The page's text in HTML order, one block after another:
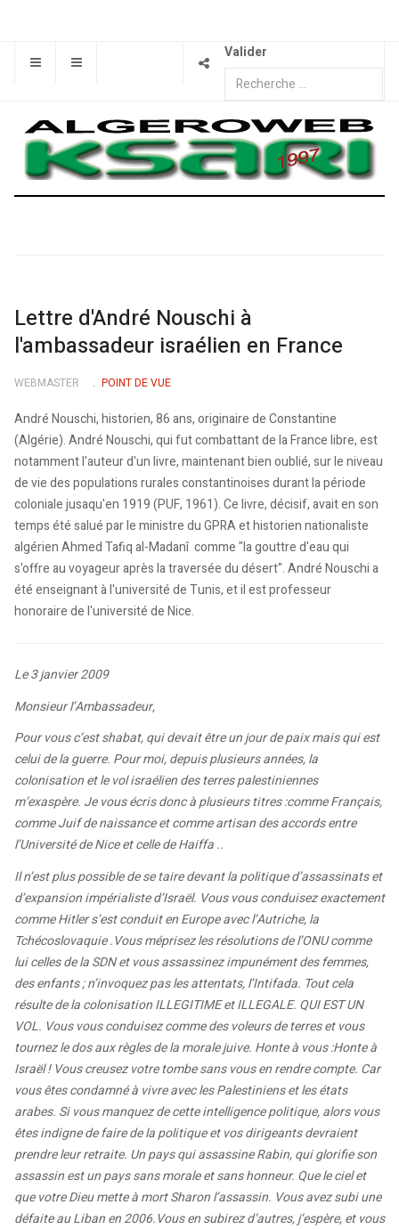
Valider
Lettre d'André Nouschi à
l'ambassadeur israélien en France
WEBMASTER POINT DE VUE
André Nouschi, historien, 86 ans, originaire de Constantine
(Algérie). André Nouschi, qui fut combattant de la France libre, est
notamment l'auteur d'un livre, maintenant bien oublié, sur le niveau
de vie des populations rurales constantinoises durant la période
coloniale jusaqu'en 1919 (PUF, 1961). Ce livre, décisif, avait en son
temps été salué par le ministre du GPRA et historien nationaliste
algérien Ahmed Tafiq al-Madanî comme "la gouttre d'eau qui
s'offre au voyageur après la traversée du désert". André Nouschi a
été enseignant à l'université de Tunis, et il est professeur
honoraire de l'université de Nice.
Le 3 janvier 2009
Monsieur l’Ambassadeur,
Pour vous c’est shabat, qui devait être un jour de paix mais qui est
celui de la guerre. Pour moi, depuis plusieurs années, la
colonisation et le vol israélien des terres palestiniennes
m’exaspère. Je vous écris donc à plusieurs titres :comme Français,
comme Juif de naissance et comme artisan des accords entre
l’Université de Nice et celle de Haiffa ..
Il n’est plus possible de se taire devant la politique d’assassinats et
d’expansion impérialiste d’Israël. Vous vous conduisez exactement
comme Hitler s’est conduit en Europe avec l’Autriche, la
Tchécoslovaquie .Vous méprisez les résolutions de l’ONU comme
lui celles de la SDN et vous assassinez impunément des femmes,
des enfants ; n’invoquez pas les attentats, l’Intifada. Tout cela
résulte de la colonisation ILLEGITIME et ILLEGALE. QUI EST UN
VOL. Vous vous conduisez comme des voleurs de terres et vous
tournez le dos aux règles de la morale juive. Honte à vous :Honte à
Israël ! Vous creusez votre tombe sans vous en rendre compte. Car
vous êtes condamné à vivre avec les Palestiniens et les états
arabes. Si vous manquez de cette intelligence politique, alors vous
êtes indigne de faire de la politique et vos dirigeants devraient
prendre leur retraite. Un pays qui assassine Rabin, qui glorifie son
assassin est un pays sans morale et sans honneur. Que le ciel et
que votre Dieu mette à mort Sharon l’assassin. Vous avez subi une
défaite au Liban en 2006.Vous en subirez d’autres, j’espère, et vous